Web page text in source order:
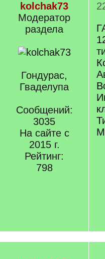
kolchak73
Модератор
раздела
Гондурас,
Гваделупа
Сообщений:
3035
На сайте с
2015 г.
Рейтинг:
798